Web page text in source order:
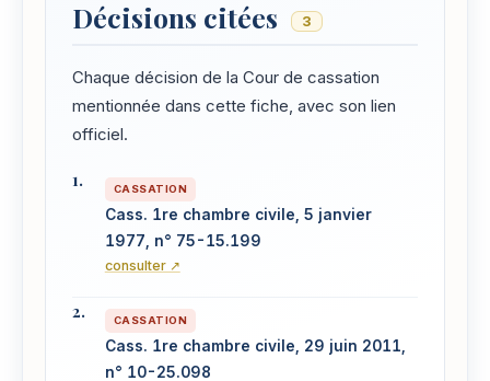
Décisions citées 3
Chaque décision de la Cour de cassation
mentionnée dans cette fiche, avec son lien
officiel.
CASSATION
Cass. 1re chambre civile, 5 janvier
1977, n° 75-15.199
consulter ↗
CASSATION
Cass. 1re chambre civile, 29 juin 2011,
n° 10-25.098